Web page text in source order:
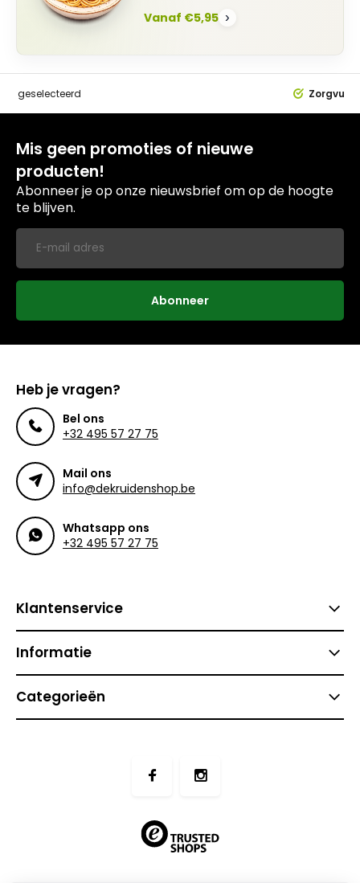
Vanaf €5,95 ›
geselecteerd
Mis geen promoties of nieuwe
producten!
Abonneer je op onze nieuwsbrief om op de hoogte
te blijven.
Abonneer
Heb je vragen?
Bel ons
+32 495 57 27 75
Mail ons
info@dekruidenshop.be
Whatsapp ons
+32 495 57 27 75
Klantenservice
Informatie
Categorieën